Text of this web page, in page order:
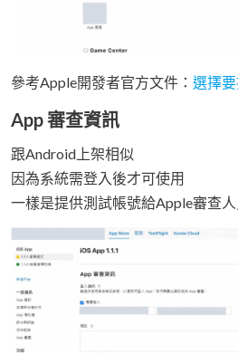
參考Apple開發者官方文件： 選擇
App 審查資訊
跟Android上架相似
因為系統需登入後才可使用
一樣是提供測試帳號給Apple審查